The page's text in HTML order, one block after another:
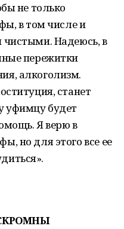
не только
в том числе и
чистыми. Надеюсь, в
пережитки
алкоголизм.
станет
уфимцу будет
Я верю в
но для этого все ее